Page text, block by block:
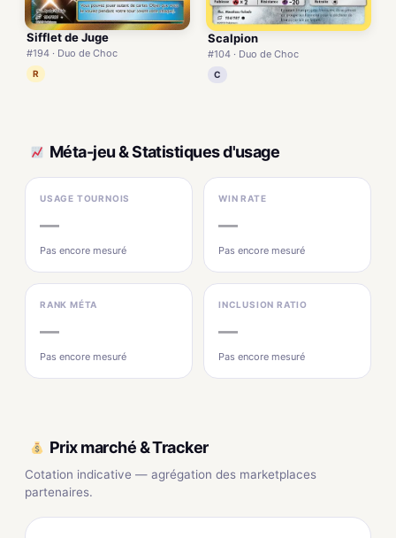
Sifflet de Juge
#194 · Duo de Choc
R
Scalpion
#104 · Duo de Choc
C
Méta-jeu & Statistiques d'usage
USAGE TOURNOIS
—
Pas encore mesuré
WIN RATE
—
Pas encore mesuré
RANK MÉTA
—
Pas encore mesuré
INCLUSION RATIO
—
Pas encore mesuré
Prix marché & Tracker
Cotation indicative — agrégation des marketplaces
partenaires.